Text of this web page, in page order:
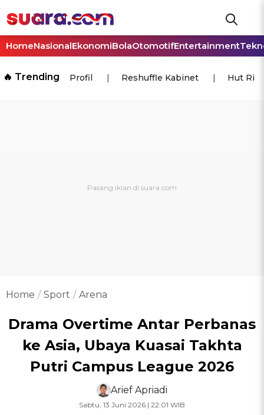
HomeNasionalEkonomiBolaOtomotifEntertainment
🔥 Trending Profil Reshuffle Kabinet Hut Ri
Home Sport Arena
Drama Overtime Antar Perbanas
ke Asia, Ubaya Kuasai Takhta
Putri Campus League 2026
Arief Apriadi
Sabtu, 13 Juni 2026 | 22:01 WIB